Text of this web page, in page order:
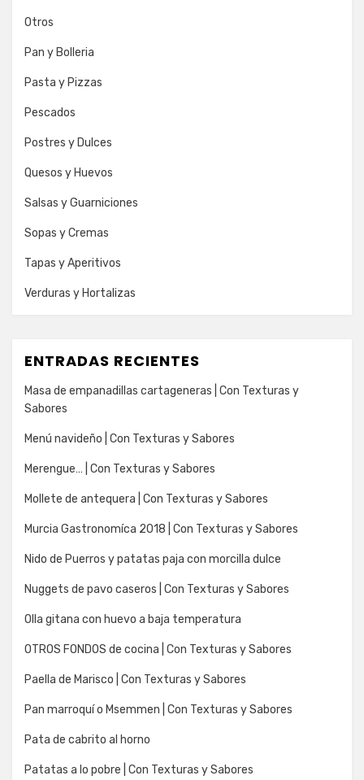
Otros
Pan y Bolleria
Pasta y Pizzas
Pescados
Postres y Dulces
Quesos y Huevos
Salsas y Guarniciones
Sopas y Cremas
Tapas y Aperitivos
Verduras y Hortalizas
ENTRADAS RECIENTES
Masa de empanadillas cartageneras | Con Texturas y
Sabores
Menú navideño | Con Texturas y Sabores
Merengue… | Con Texturas y Sabores
Mollete de antequera | Con Texturas y Sabores
Murcia Gastronomíca 2018 | Con Texturas y Sabores
Nido de Puerros y patatas paja con morcilla dulce
Nuggets de pavo caseros | Con Texturas y Sabores
Olla gitana con huevo a baja temperatura
OTROS FONDOS de cocina | Con Texturas y Sabores
Paella de Marisco | Con Texturas y Sabores
Pan marroquí o Msemmen | Con Texturas y Sabores
Pata de cabrito al horno
Patatas a lo pobre | Con Texturas y Sabores